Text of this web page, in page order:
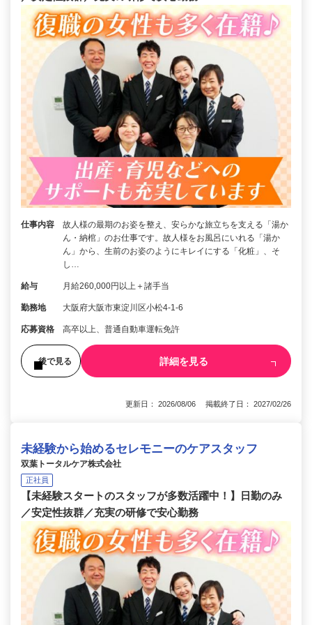
仕事内容
故人様の最期のお姿を整え、安らかな旅立ちを支える「湯か
ん・納棺」のお仕事です。故人様をお風呂にいれる「湯か
ん」から、生前のお姿のようにキレイにする「化粧」、そ
し…
給与 月給260,000円以上＋諸手当
勤務地 大阪府大阪市東淀川区小松4-1-6
応募資格 高卒以上、普通自動車運転免許
後で見る 詳細を見る
更新日： 2026/08/06 掲載終了日： 2027/02/26
未経験から始めるセレモニーのケアスタッフ
双葉トータルケア株式会社
正社員
【未経験スタートのスタッフが多数活躍中！】日勤のみ
／安定性抜群／充実の研修で安心勤務